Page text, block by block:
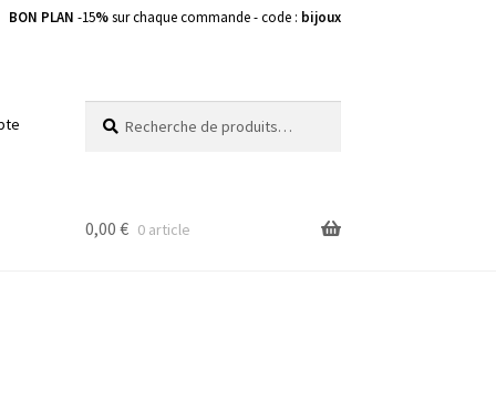
BON PLAN -15%sur chaque commande - code : bijoux
pour :
0,00 € 0 article